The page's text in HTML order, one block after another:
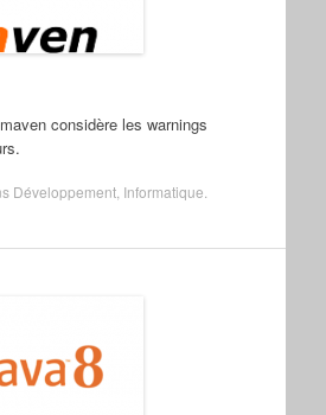
considère les warnings
Développement, Informatique